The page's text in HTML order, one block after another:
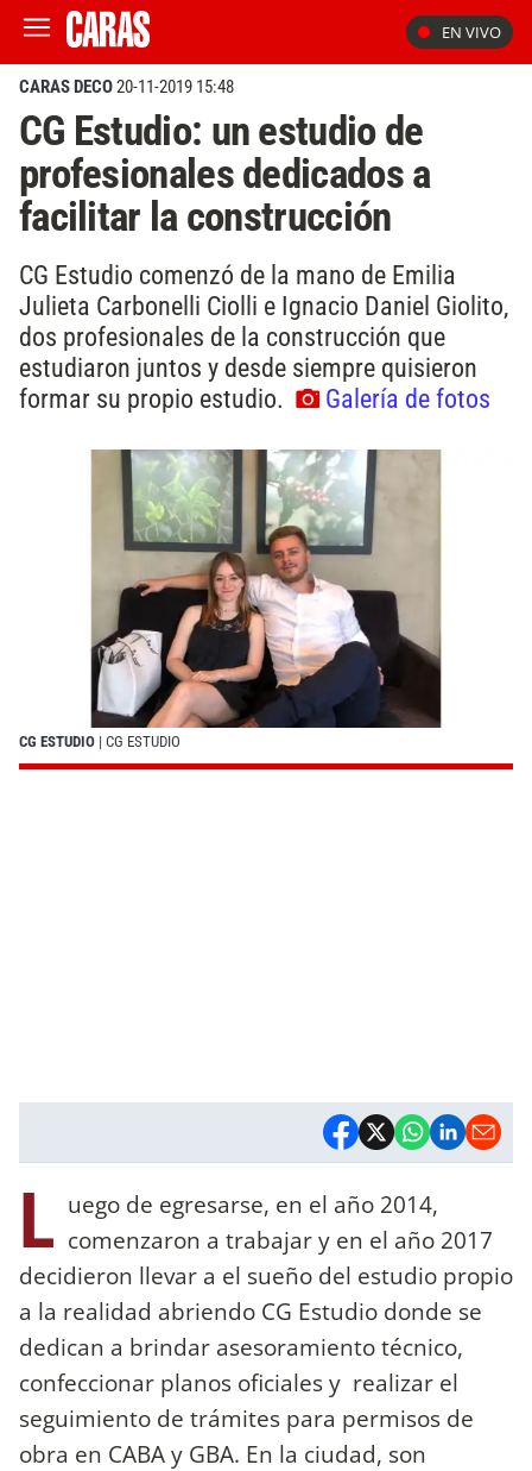
EN VIVO
CARAS DECO20-11-2019 15:48
CG Estudio: un estudio de
profesionales dedicados a
facilitar la construcción
CG Estudio comenzó de la mano de Emilia
Julieta Carbonelli Ciolli e Ignacio Daniel Giolito,
dos profesionales de la construcción que
estudiaron juntos y desde siempre quisieron
formar su propio estudio.
Galería de fotos
CG ESTUDIO | CG ESTUDIO
L uego de egresarse, en el año 2014,
comenzaron a trabajar y en el año 2017
decidieron llevar a el sueño del estudio propio
a la realidad abriendo CG Estudio donde se
dedican a brindar asesoramiento técnico,
confeccionar planos oficiales y realizar el
seguimiento de trámites para permisos de
obra en CABA y GBA. En la ciudad, son